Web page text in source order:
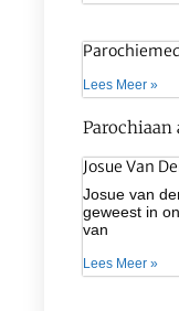
Lees Meer »
Parochiaan
Josue Van
Josue van
geweest in
van
Lees Meer »